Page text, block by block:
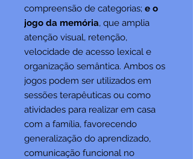
compreensão de categorias; e o
jogo da memória, que amplia
atenção visual, retenção,
velocidade de acesso lexical e
organização semântica. Ambos os
jogos podem ser utilizados em
sessões terapêuticas ou como
atividades para realizar em casa
com a família, favorecendo
generalização do aprendizado,
comunicação funcional no